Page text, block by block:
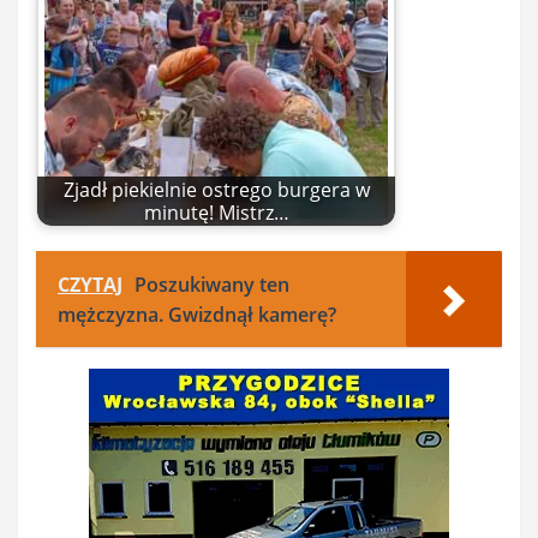
Zjadł piekielnie ostrego burgera w
minutę! Mistrz…
CZYTAJ Poszukiwany ten
mężczyzna. Gwizdnął kamerę?